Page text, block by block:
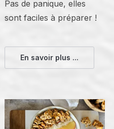
Pas de panique, elles
sont faciles à préparer !
En savoir plus ...